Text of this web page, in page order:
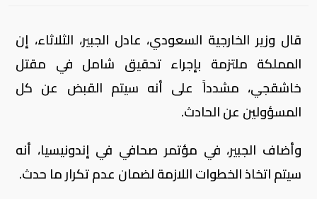
قال وزير الخارجية السعودي، عادل الجبير، الثلاثاء، إن
المملكة ملتزمة بإجراء تحقيق شامل في مقتل
خاشقجي، مشدداً على أنه سيتم القبض عن كل
المسؤولين عن الحادث.
وأضاف الجبير، في مؤتمر صحافي في إندونيسيا، أنه
سيتم اتخاذ الخطوات اللازمة لضمان عدم تكرار ما حدث.